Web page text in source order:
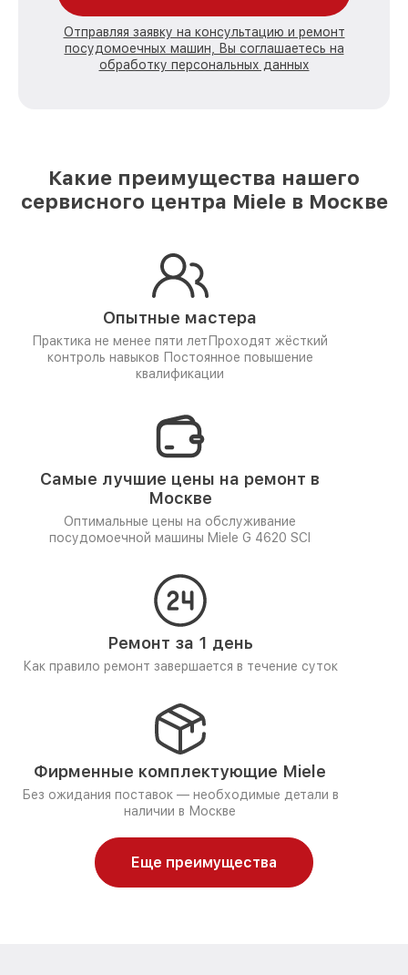
Отправляя заявку на консультацию и ремонт
посудомоечных машин, Вы соглашаетесь на
обработку персональных данных
Какие преимущества нашего
сервисного центра Miele в Москве
Опытные мастера
Практика не менее пяти лет Проходят жёсткий
контроль навыков Постоянное повышение
квалификации
Самые лучшие цены на ремонт в
Москве
Оптимальные цены на обслуживание
посудомоечной машины Miele G 4620 SCI
Ремонт за 1 день
Как правило ремонт завершается в течение суток
Фирменные комплектующие Miele
Без ожидания поставок — необходимые детали в
наличии в Москве
Еще преимущества